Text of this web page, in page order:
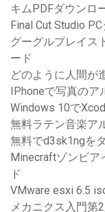
キムPDFダウンロ
Final Cut Studio
グーグルプレイス
ード
どのように人間が
IPhoneで写真の
Windows 10で
無料ラテン音楽ア
無料でd3sk1ngを
Minecraftゾンビア
ド
VMware esxi 6.5
メカニクス入門第